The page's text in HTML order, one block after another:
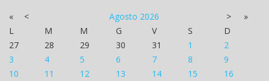
« < Agosto 2026 >
»
L
M M G V S
D
27
28 29 30 31 1
2
3
4 5 6 7 8
9
10
11 12 13 14 15
16